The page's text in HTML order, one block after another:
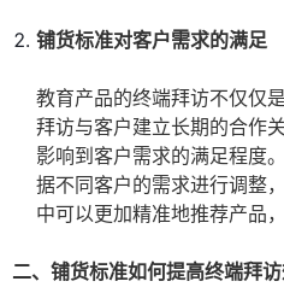
铺货标准对客户需求的满足
教育产品的终端拜访不仅仅
拜访与客户建立长期的合作
影响到客户需求的满足程度
据不同客户的需求进行调整
中可以更加精准地推荐产品
二、铺货标准如何提高终端拜